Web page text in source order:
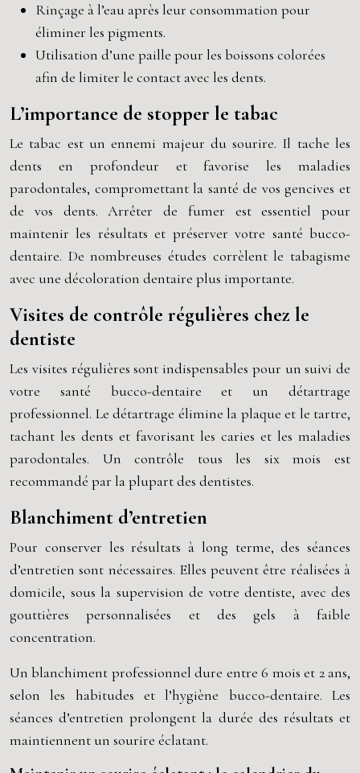
Rinçage à l’eau après leur consommation pour
éliminer les pigments.
Utilisation d’une paille pour les boissons colorées
afin de limiter le contact avec les dents.
L’importance de stopper le tabac
Le tabac est un ennemi majeur du sourire. Il tache les
dents en profondeur et favorise les maladies
parodontales, compromettant la santé de vos gencives et
de vos dents. Arrêter de fumer est essentiel pour
maintenir les résultats et préserver votre santé bucco-
dentaire. De nombreuses études corrèlent le tabagisme
avec une décoloration dentaire plus importante.
Visites de contrôle régulières chez le
dentiste
Les visites régulières sont indispensables pour un suivi de
votre santé bucco-dentaire et un détartrage
professionnel. Le détartrage élimine la plaque et le tartre,
tachant les dents et favorisant les caries et les maladies
parodontales. Un contrôle tous les six mois est
recommandé par la plupart des dentistes.
Blanchiment d’entretien
Pour conserver les résultats à long terme, des séances
d’entretien sont nécessaires. Elles peuvent être réalisées à
domicile, sous la supervision de votre dentiste, avec des
gouttières personnalisées et des gels à faible
concentration.
Un blanchiment professionnel dure entre 6 mois et 2 ans,
selon les habitudes et l’hygiène bucco-dentaire. Les
séances d’entretien prolongent la durée des résultats et
maintiennent un sourire éclatant.